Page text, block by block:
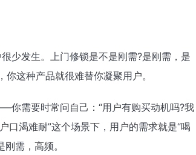
少发生。上门修锁是不是刚需?是刚需，是
这种产品就很难替你凝聚用户。
你需要时常问自己：“用户有购买动机吗?我
口渴难耐”这个场景下，用户的需求就是“喝
需，高频。